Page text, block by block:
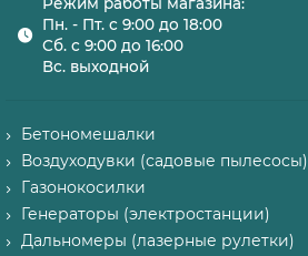
Пн. - Пт. с 9:00 до 18:00
Сб. с 9:00 до 16:00
Вс. выходной
Бетономешалки
Воздуходувки (садовые пылесосы)
Газонокосилки
Генераторы (электростанции)
Дальномеры (лазерные рулетки)